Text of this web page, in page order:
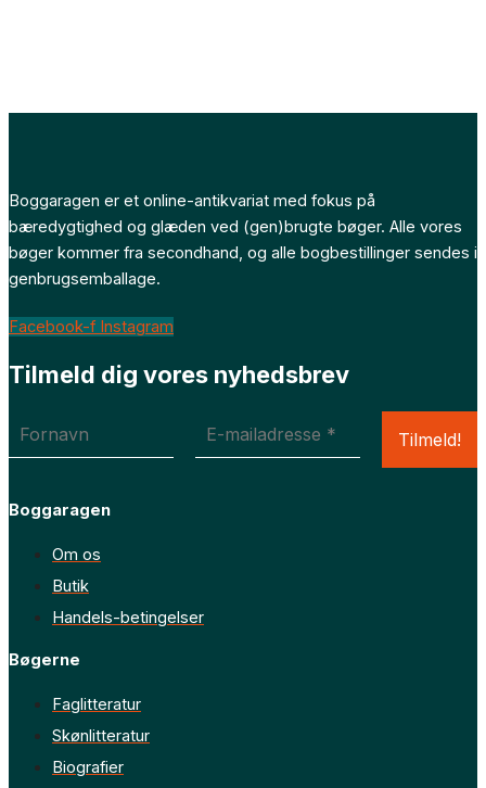
Boggaragen er et online-antikvariat med fokus på
bæredygtighed og glæden ved (gen)brugte bøger. Alle vores
bøger kommer fra secondhand, og alle bogbestillinger sendes i
genbrugsemballage.
Facebook-f Instagram
Tilmeld dig vores nyhedsbrev
Boggaragen
Om os
Butik
Handels-betingelser
Bøgerne
Faglitteratur
Skønlitteratur
Biografier